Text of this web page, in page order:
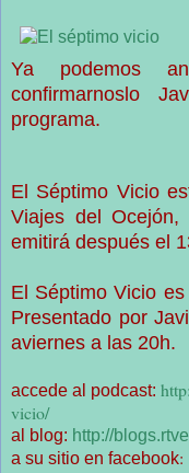
Ya podemos
confirmarnoslo
programa.
El Séptimo Vicio
Viajes del
emitirá después el
El Séptimo Vicio
Presentado por
aviernes a las 20h.
accede al podcast:
vicio/
al blog: http://
a su sitio en facebook: